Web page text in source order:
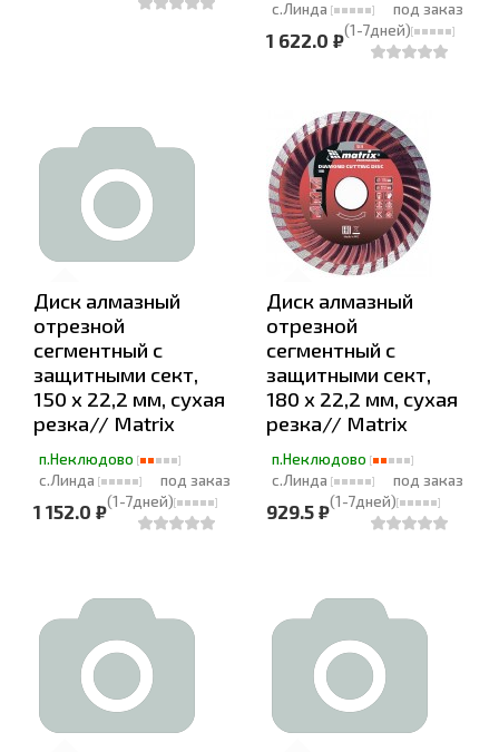
с.Линда
под заказ
(1-7дней)
1 622.0 ₽
Диск алмазный
отрезной
сегментный с
защитными сект,
150 х 22,2 мм, сухая
резка// Matrix
п.Неклюдово
с.Линда
под заказ
(1-7дней)
1 152.0 ₽
Диск алмазный
отрезной
сегментный с
защитными сект,
180 х 22,2 мм, сухая
резка// Matrix
п.Неклюдово
с.Линда
под заказ
(1-7дней)
929.5 ₽